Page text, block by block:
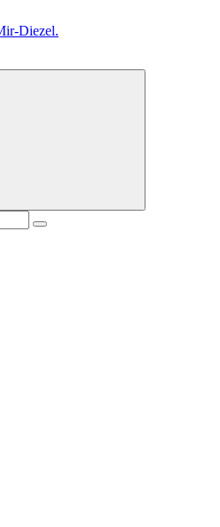
Обзор новинок популярных